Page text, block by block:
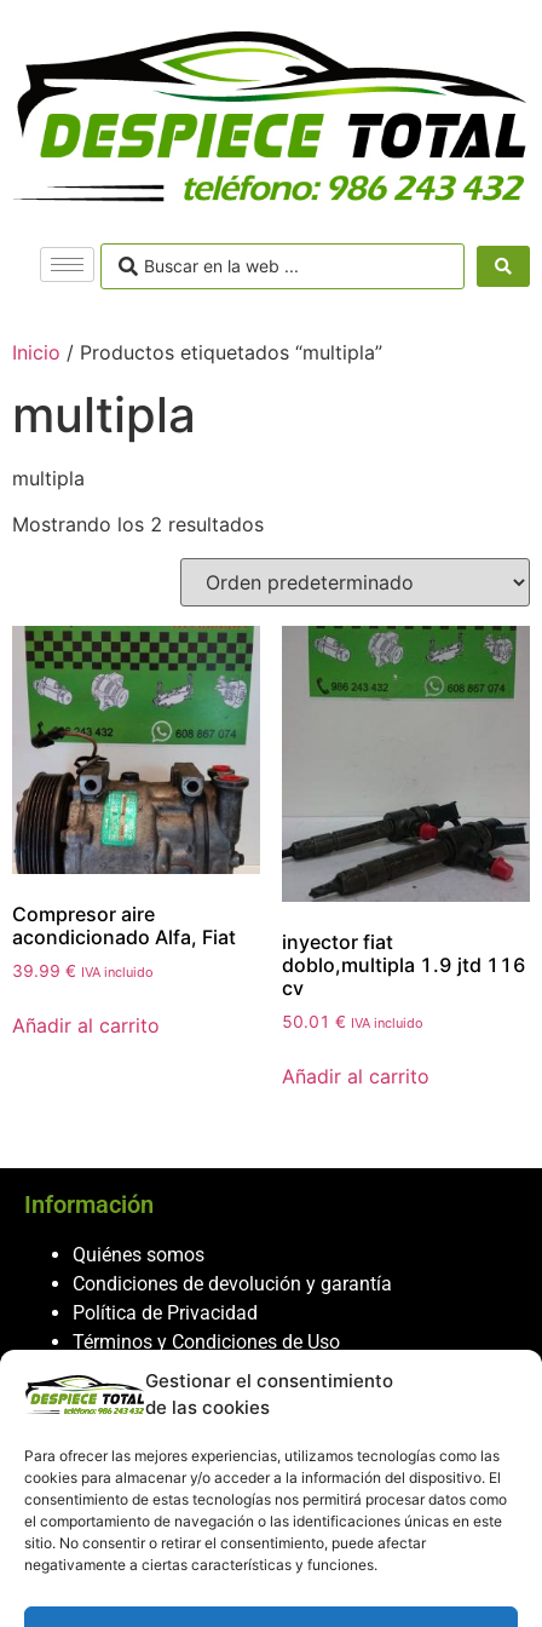
Gestionar el consentimiento
de las cookies
Para ofrecer las mejores experiencias, utilizamos tecnologías como las
cookies para almacenar y/o acceder a la información del dispositivo. El
consentimiento de estas tecnologías nos permitirá procesar datos como
el comportamiento de navegación o las identificaciones únicas en este
sitio. No consentir o retirar el consentimiento, puede afectar
negativamente a ciertas características y funciones.
Inicio / Productos etiquetados “multipla”
multipla
multipla
Mostrando los 2 resultados
Compresor aire
acondicionado Alfa, Fiat
39.99 € IVA incluido
Añadir al carrito
inyector fiat
doblo,multipla 1.9 jtd 116
cv
50.01 € IVA incluido
Añadir al carrito
Información
Quiénes somos
Condiciones de devolución y garantía
Política de Privacidad
Términos y Condiciones de Uso
Política de Cookies
Servicio al cliente
Contacto
986 243 432
608 867 074
recambiosdespiecetotal@gmail.com
Mi cuenta